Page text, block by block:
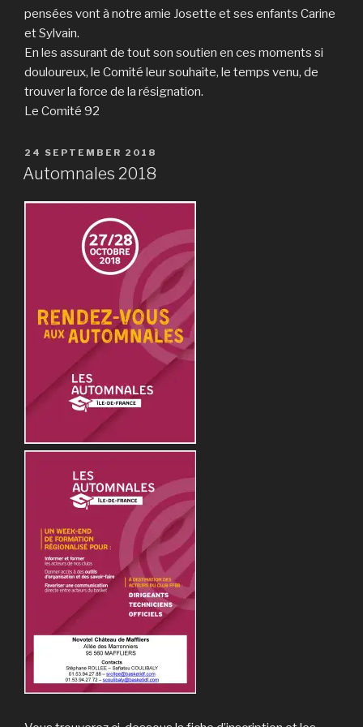
pensées vont à notre amie Josette et ses enfants Carine
et Sylvain.
En les assurant de tout son soutien en ces moments si
douloureux, le Comité leur souhaite, le temps venu, de
trouver la force de la résignation.
Le Comité 92
24 SEPTEMBER 2018
Automnales 2018